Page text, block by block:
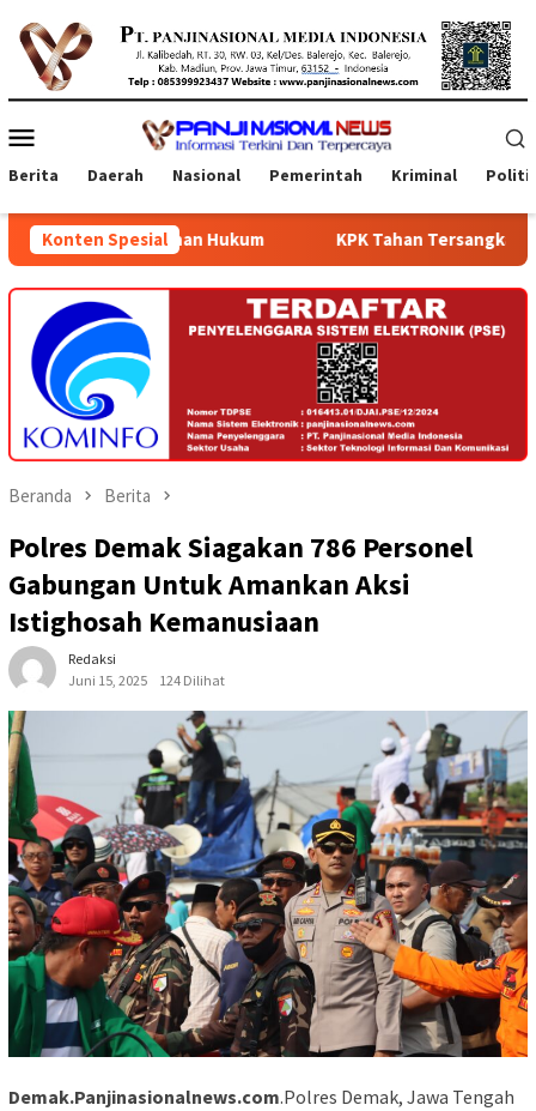
konten
Mobile
Berita Daerah Nasional Pemerintah Kriminal
Konten Spesial
Hukum KPK Tahan Tersangka Korupsi Terkait
Beranda Berita
Polres Demak Siagakan 786 Personel
Gabungan Untuk Amankan Aksi
Istighosah Kemanusiaan
Redaksi
Juni 15, 2025
124 Dilihat
Demak.Panjinasionalnews.com.Polres Demak, Jawa Tengah